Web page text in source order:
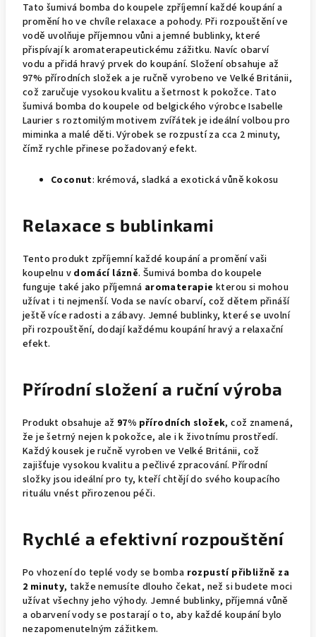
Tato šumivá bomba do koupele zpříjemní každé koupání a
promění ho ve chvíle relaxace a pohody. Při rozpouštění ve
vodě uvolňuje příjemnou vůni a jemné bublinky, které
přispívají k aromaterapeutickému zážitku. Navíc obarví
vodu a přidá hravý prvek do koupání. Složení obsahuje až
97% přírodních složek a je ručně vyrobeno ve Velké Británii,
což zaručuje vysokou kvalitu a šetrnost k pokožce. Tato
šumivá bomba do koupele od belgického výrobce Isabelle
Laurier s roztomilým motivem zvířátek je ideální volbou pro
miminka a malé děti. Výrobek se rozpustí za cca 2 minuty,
čímž rychle přinese požadovaný efekt.
Coconut: krémová, sladká a exotická vůně kokosu
Relaxace s bublinkami
Tento produkt zpříjemní každé koupání a promění vaši
koupelnu v domácí lázně. Šumivá bomba do koupele
funguje také jako příjemná aromaterapie kterou si mohou
užívat i ti nejmenší. Voda se navíc obarví, což dětem přináší
ještě více radosti a zábavy. Jemné bublinky, které se uvolní
při rozpouštění, dodají každému koupání hravý a relaxační
efekt.
Přírodní složení a ruční výroba
Produkt obsahuje až 97% přírodních složek, což znamená,
že je šetrný nejen k pokožce, ale i k životnímu prostředí.
Každý kousek je ručně vyroben ve Velké Británii, což
zajišťuje vysokou kvalitu a pečlivé zpracování. Přírodní
složky jsou ideální pro ty, kteří chtějí do svého koupacího
rituálu vnést přirozenou péči.
Rychlé a efektivní rozpouštění
Po vhození do teplé vody se bomba rozpustí přibližně za
2 minuty, takže nemusíte dlouho čekat, než si budete moci
užívat všechny jeho výhody. Jemné bublinky, příjemná vůně
a obarvení vody se postarají o to, aby každé koupání bylo
nezapomenutelným zážitkem.